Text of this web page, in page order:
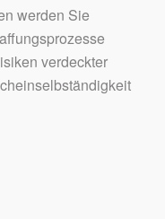
werden Sie
verdeckter